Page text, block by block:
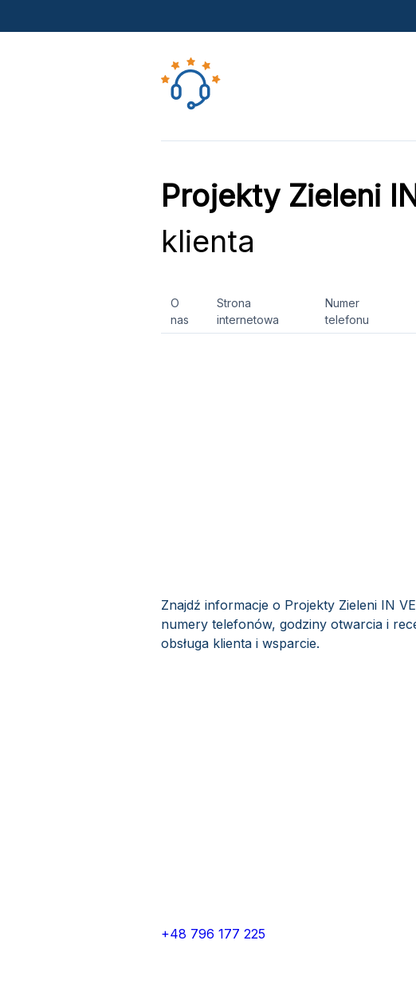
Projekty Zieleni
klienta
O
nas
Strona
internetowa
Numer
telefonu
Znajdź informacje o Projekty Zieleni IN
numery telefonów, godziny otwarcia i
obsługa klienta i wsparcie.
+48 796 177 225